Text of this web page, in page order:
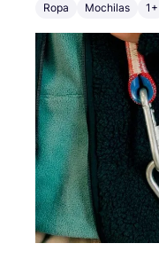
Ropa Mochilas 1+